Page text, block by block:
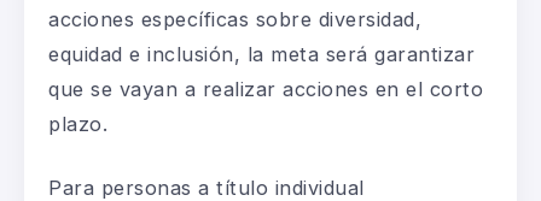
acciones específicas sobre diversidad,
equidad e inclusión, la meta será garantizar
que se vayan a realizar acciones en el corto
plazo.
Para personas a título individual